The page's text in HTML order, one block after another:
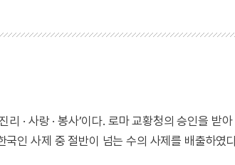
리 · 사랑 · 봉사’이다. 로마 교황청의 승인을
국인 사제 중 절반이 넘는 수의 사제를 배출하였